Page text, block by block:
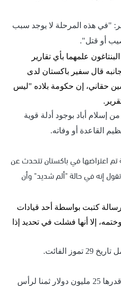
"في هذه المرحلة لا يوجد سبب
أو قتل".
علمهما بأي تقارير
قال سفير باكستان لدى
حقاني، إن حكومة بلاده "ليس
أباد بوجود أدلة قوية
القاعدة أو وفاته.
تم اعتراضها في باكستان تتحدث عن
إنه في حالة "ألم شديد" وأن
كتبت بواسطة أحد قيادات
إلا أنها فشلت في تحديد إذا
الفائت.
وترصد الولايات المتحدة جائزة قدرها 25 مليون دولار ثمنا لرأس